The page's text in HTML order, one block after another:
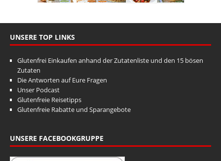
UNSERE TOP LINKS
Glutenfrei Einkaufen anhand der Zutatenliste und den 15 bösen
Zutaten
Die Antworten auf Eure Fragen
Unser Podcast
Glutenfreie Reisetipps
Glutenfreie Rabatte und Sparangebote
UNSERE FACEBOOKGRUPPE